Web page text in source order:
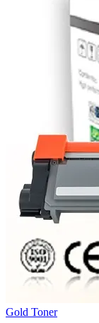
Gold Toner